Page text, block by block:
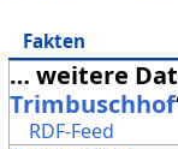
Fakten
… weitere
Trimbuschhof
RDF-Feed